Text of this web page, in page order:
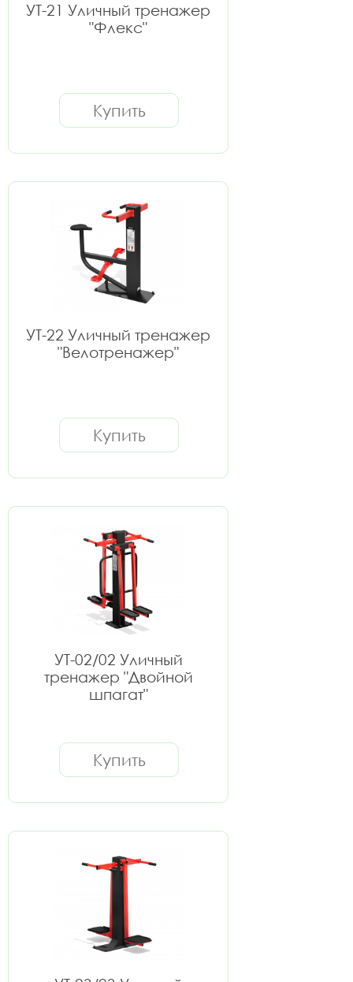
УТ-21 Уличный тренажер
"Флекс"
Купить
УТ-22 Уличный тренажер
"Велотренажер"
Купить
УТ-02/02 Уличный
тренажер "Двойной
шпагат"
Купить